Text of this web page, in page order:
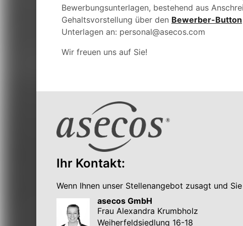
Bewerbungsunterlagen, bestehend aus
Gehaltsvorstellung über den Bewerber-Button
Unterlagen an: personal@asecos.com
Wir freuen uns auf Sie!
Ihr Kontakt:
Wenn Ihnen unser Stellenangebot zusagt und
asecos GmbH
Frau Alexandra Krumbholz
Weiherfeldsiedlung 16-18